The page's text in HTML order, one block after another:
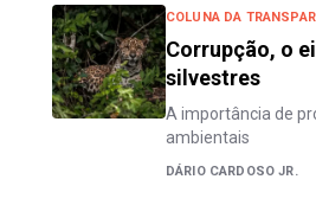
COLUNA DA
Corrupção, o
silvestres
A importância de
ambientais
DÁRIO CARDOSO JR.